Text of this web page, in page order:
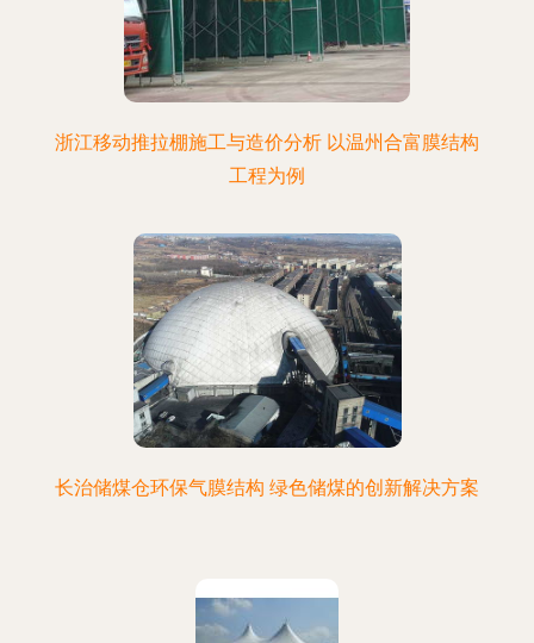
浙江移动推拉棚施工与造价分析 以温州合富膜结构
工程为例
长治储煤仓环保气膜结构 绿色储煤的创新解决方案